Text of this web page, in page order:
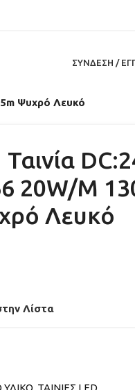
ΣΥΝΔΕΣΗ /
Ψυχρό Λευκό
20W/M
Λευκό
Λίστα
, ΤΑΙΝΙΕΣ LED